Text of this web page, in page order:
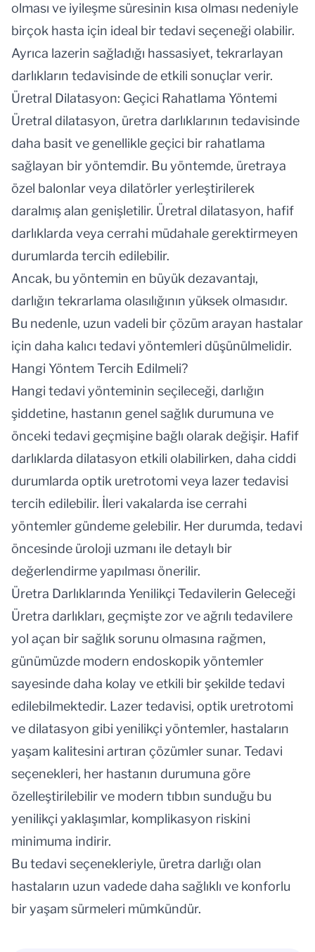
olması ve iyileşme süresinin kısa olması nedeniyle
birçok hasta için ideal bir tedavi seçeneği olabilir.
Ayrıca lazerin sağladığı hassasiyet, tekrarlayan
darlıkların tedavisinde de etkili sonuçlar verir.
Üretral Dilatasyon: Geçici Rahatlama Yöntemi
Üretral dilatasyon, üretra darlıklarının tedavisinde
daha basit ve genellikle geçici bir rahatlama
sağlayan bir yöntemdir. Bu yöntemde, üretraya
özel balonlar veya dilatörler yerleştirilerek
daralmış alan genişletilir. Üretral dilatasyon, hafif
darlıklarda veya cerrahi müdahale gerektirmeyen
durumlarda tercih edilebilir.
Ancak, bu yöntemin en büyük dezavantajı,
darlığın tekrarlama olasılığının yüksek olmasıdır.
Bu nedenle, uzun vadeli bir çözüm arayan hastalar
için daha kalıcı tedavi yöntemleri düşünülmelidir.
Hangi Yöntem Tercih Edilmeli?
Hangi tedavi yönteminin seçileceği, darlığın
şiddetine, hastanın genel sağlık durumuna ve
önceki tedavi geçmişine bağlı olarak değişir. Hafif
darlıklarda dilatasyon etkili olabilirken, daha ciddi
durumlarda optik uretrotomi veya lazer tedavisi
tercih edilebilir. İleri vakalarda ise cerrahi
yöntemler gündeme gelebilir. Her durumda, tedavi
öncesinde üroloji uzmanı ile detaylı bir
değerlendirme yapılması önerilir.
Üretra Darlıklarında Yenilikçi Tedavilerin Geleceği
Üretra darlıkları, geçmişte zor ve ağrılı tedavilere
yol açan bir sağlık sorunu olmasına rağmen,
günümüzde modern endoskopik yöntemler
sayesinde daha kolay ve etkili bir şekilde tedavi
edilebilmektedir. Lazer tedavisi, optik uretrotomi
ve dilatasyon gibi yenilikçi yöntemler, hastaların
yaşam kalitesini artıran çözümler sunar. Tedavi
seçenekleri, her hastanın durumuna göre
özelleştirilebilir ve modern tıbbın sunduğu bu
yenilikçi yaklaşımlar, komplikasyon riskini
minimuma indirir.
Bu tedavi seçenekleriyle, üretra darlığı olan
hastaların uzun vadede daha sağlıklı ve konforlu
bir yaşam sürmeleri mümkündür.